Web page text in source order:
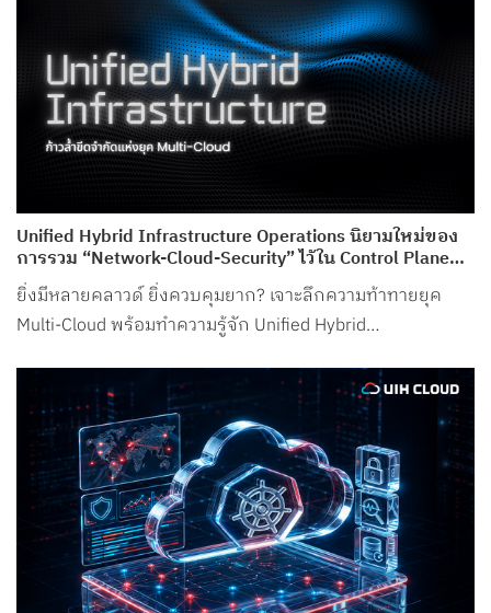
Unified Hybrid Infrastructure Operations นิยามใหม่ของ
การรวม “Network-Cloud-Security” ไว้ใน Control Plane
เดียว จาก UIH Cloud
ยิ่งมีหลายคลาวด์ ยิ่งควบคุมยาก? เจาะลึกความท้าทายยุค
Multi-Cloud พร้อมทำความรู้จัก Unified Hybrid